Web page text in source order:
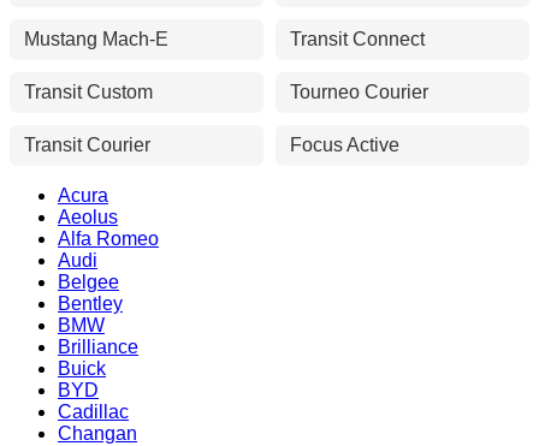
Mustang Mach-E Transit Connect
Transit Custom Tourneo Courier
Transit Courier Focus Active
Acura
Aeolus
Alfa Romeo
Audi
Belgee
Bentley
BMW
Brilliance
Buick
BYD
Cadillac
Changan